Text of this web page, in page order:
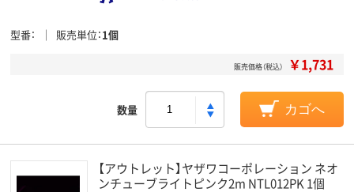
型番 販売単位 1個
販売価格（税込） ￥1,731
数量 カゴへ
【アウトレット】ヤザワコーポレーション ネオ
ンチューブライトピンク2m NTL012PK 1個